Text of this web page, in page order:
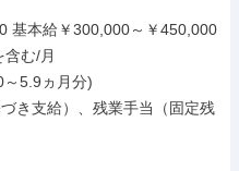
基本給￥300,000～￥450,000
む/月
5.9ヵ月分)
き支給）、残業手当（固定残